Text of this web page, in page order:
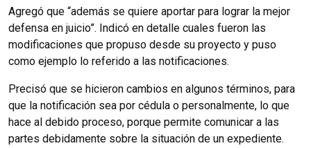
Agregó que “además se quiere aportar para lograr la mejor
defensa en juicio”. Indicó en detalle cuales fueron las
modificaciones que propuso desde su proyecto y puso
como ejemplo lo referido a las notificaciones.
Precisó que se hicieron cambios en algunos términos, para
que la notificación sea por cédula o personalmente, lo que
hace al debido proceso, porque permite comunicar a las
partes debidamente sobre la situación de un expediente.